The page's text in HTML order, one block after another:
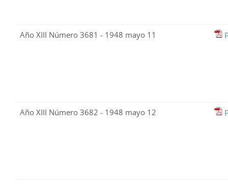
Año XIII Número 3681 - 1948 mayo 11
Año XIII Número 3682 - 1948 mayo 12